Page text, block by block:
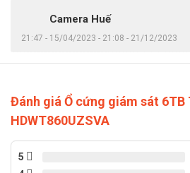
Camera Huế
21:47 - 15/04/2023 - 21:08 - 21/12/2023
Đánh giá Ổ cứng giám sát 6TB
HDWT860UZSVA
5